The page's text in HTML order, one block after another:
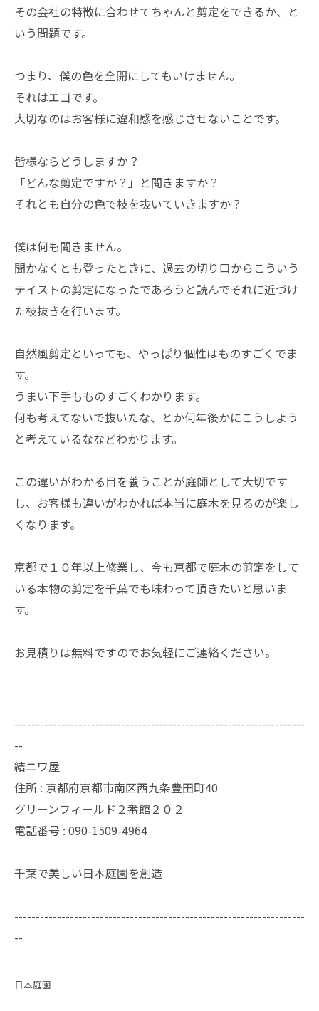
その会社の特徴に合わせてちゃんと剪定をできるか、と
いう問題です。
つまり、僕の色を全開にしてもいけません。
それはエゴです。
大切なのはお客様に違和感を感じさせないことです。
皆様ならどうしますか？
「どんな剪定ですか？」と聞きますか？
それとも自分の色で枝を抜いていきますか？
僕は何も聞きません。
聞かなくとも登ったときに、過去の切り口からこういう
テイストの剪定になったであろうと読んでそれに近づけ
た枝抜きを行います。
自然風剪定といっても、やっぱり個性はものすごくでま
す。
うまい下手もものすごくわかります。
何も考えてないで抜いたな、とか何年後かにこうしよう
と考えているななどわかります。
この違いがわかる目を養うことが庭師として大切です
し、お客様も違いがわかれば本当に庭木を見るのが楽し
くなります。
京都で１０年以上修業し、今も京都で庭木の剪定をして
いる本物の剪定を千葉でも味わって頂きたいと思いま
す。
お見積りは無料ですのでお気軽にご連絡ください。
--------------------------------------------------------------------
--
結ニワ屋
住所 : 京都府京都市南区西九条豊田町40
グリーンフィールド２番館２０２
電話番号 : 090-1509-4964
千葉で美しい日本庭園を創造
--------------------------------------------------------------------
--
日本庭園